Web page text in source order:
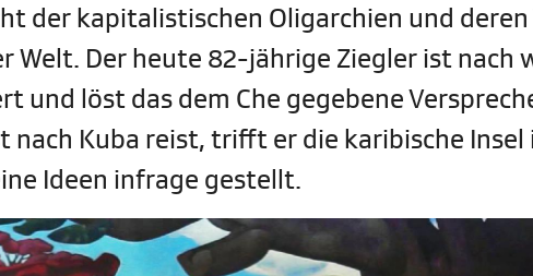
der kapitalistischen Oligarchien und
Welt. Der heute 82-jährige Ziegler ist
und löst das dem Che gegebene
nach Kuba reist, trifft er die karibische Insel
Ideen infrage gestellt.